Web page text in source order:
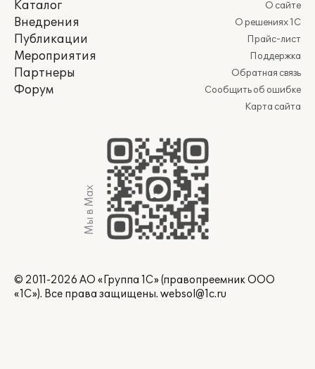
Каталог
Внедрения
Публикации
Мероприятия
Партнеры
Форум
О сайте
О решениях 1С
Прайс-лист
Поддержка
Обратная связь
Сообщить об ошибке
Карта сайта
Мы в Max
© 2011-2026 АО «Группа 1С» (правопреемник ООО
«1С»). Все права защищены. websol@1c.ru